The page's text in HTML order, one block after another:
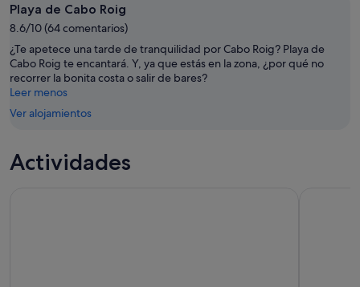
-
9
ago
la
noche,
9
ago
-
10
ago
el
próximo
fin
de
semana,
14
ago
ago
Playa de Cabo Roig
8.6/10 (64 comentarios)
¿Te apetece una tarde de tranquilidad por Cabo Roig? Playa de
Cabo Roig te encantará. Y, ya que estás en la zona, ¿por qué no
recorrer la bonita costa o salir de bares?
Leer menos
Ver alojamientos
Actividades